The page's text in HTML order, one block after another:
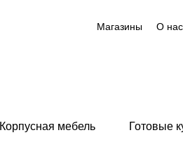
Магазины О нас
Корпусная мебель Готовые